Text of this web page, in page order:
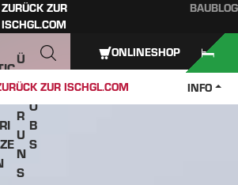
ZURÜCK ZUR
ISCHGL.COM
BAUBLOG
Ü
B
E
R
U
N
S
J
O
B
S
ZUR ISCHGL.COM INFO
ONLINESHOP